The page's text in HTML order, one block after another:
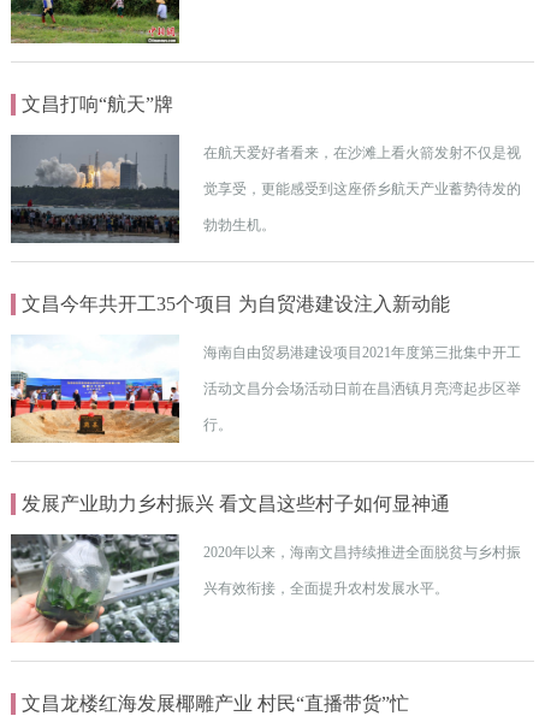
文昌打响“航天”牌
在航天爱好者看来，在沙滩上看火箭发射不仅是视
觉享受，更能感受到这座侨乡航天产业蓄势待发的
勃勃生机。
文昌今年共开工35个项目 为自贸港建设注入新动能
海南自由贸易港建设项目2021年度第三批集中开工
活动文昌分会场活动日前在昌洒镇月亮湾起步区举
行。
发展产业助力乡村振兴 看文昌这些村子如何显神通
2020年以来，海南文昌持续推进全面脱贫与乡村振
兴有效衔接，全面提升农村发展水平。
文昌龙楼红海发展椰雕产业 村民“直播带货”忙